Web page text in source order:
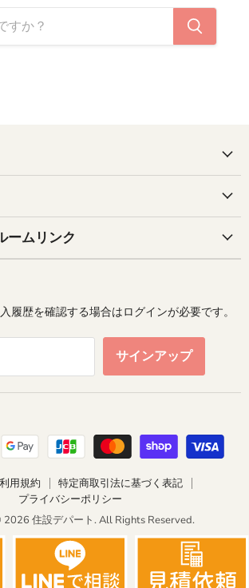
ームリンク
履歴を確認する場合はログインが必要です。
サインアップ
利用規約
特定商取引法に基づく表記
プライバシーポリシー
住設デパート. All Rights Reserved.